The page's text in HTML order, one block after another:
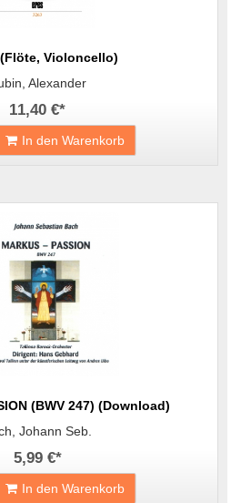
Violoncello)
Alexander
11,40 €*
In den Warenkorb
(BWV 247) (Download)
Johann Seb.
5,99 €*
In den Warenkorb